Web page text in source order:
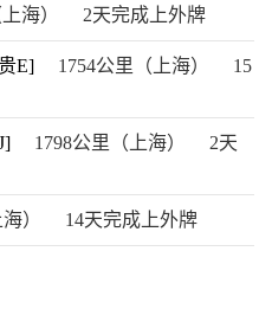
海） 2天完成上外牌
E] 1754公里（上海）
15
1798公里（上海）
2天
） 14天完成上外牌